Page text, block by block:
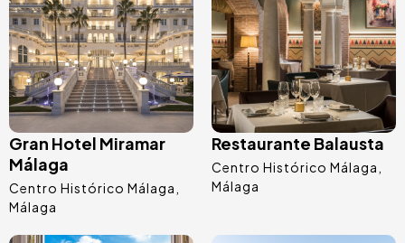
Gran Hotel Miramar
Málaga
Centro Histórico Málaga
Málaga
Restaurante Balausta
Centro Histórico Málaga
Málaga